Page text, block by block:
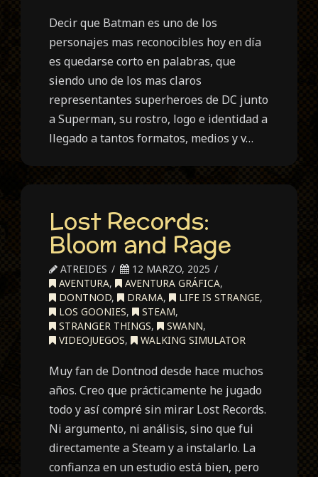
Decir que Batman es uno de los
personajes mas reconocibles hoy en día
es quedarse corto en palabras, que
siendo uno de los mas claros
representantes superheroes de DC junto
a Superman, su rostro, logo e identidad a
llegado a tantos formatos, medios y v…
Lost Records:
Bloom and Rage
ATREIDES
12 MARZO, 2025
AVENTURA, AVENTURA GRÁFICA,
DONTNOD, DRAMA, LIFE IS STRANGE,
LOS GOONIES, STEAM,
STRANGER THINGS, SWANN,
VIDEOJUEGOS, WALKING SIMULATOR
Muy fan de Dontnod desde hace muchos
años. Creo que prácticamente he jugado
todo y así compré sin mirar Lost Records.
Ni argumento, ni análisis, sino que fui
directamente a Steam y a instalarlo. La
confianza en un estudio está bien, pero